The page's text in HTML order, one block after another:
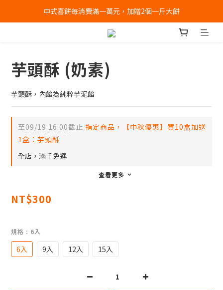
全店消費滿千免運 (不含冰淇淋冷凍宅配)
中式喜餅每消費滿一萬元，加贈2個一斤大餅
全店消費滿千免運 (不含冰淇淋冷凍宅配)
芋頭酥 (奶素)
芋頭酥，內餡為純粹芋泥餡
至09/19 16:00截止 指定商品，【中秋優惠】買10盒加送
1盒：芋頭酥
全店，滿千免運
查看更多
NT$300
規格 : 6入
6入 9入 12入 15入